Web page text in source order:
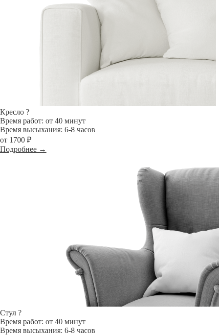
Кресло ?
Время работ: от 40 минут
Время высыхания: 6-8 часов
от 1700 ₽
Подробнее →
Стул ?
Время работ: от 40 минут
Время высыхания: 6-8 часов